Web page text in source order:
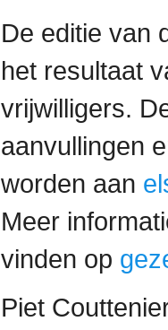
De editie van
het resultaat
vrijwilligers.
aanvullingen
worden aan
Meer
vinden op
Piet